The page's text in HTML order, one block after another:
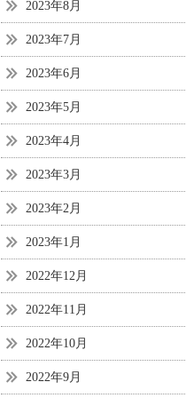
2023年8月
2023年7月
2023年6月
2023年5月
2023年4月
2023年3月
2023年2月
2023年1月
2022年12月
2022年11月
2022年10月
2022年9月